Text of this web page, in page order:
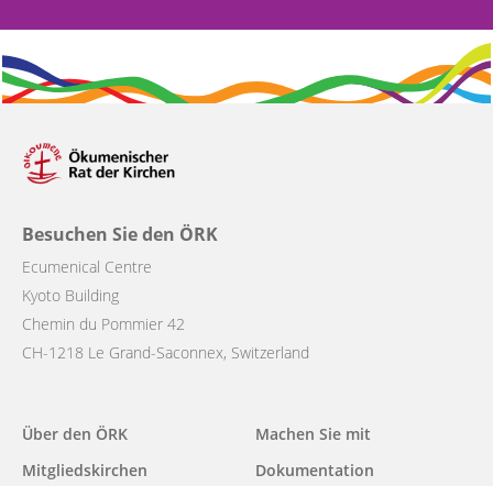
Besuchen Sie den ÖRK
Ecumenical Centre
Kyoto Building
Chemin du Pommier 42
CH-1218 Le Grand-Saconnex, Switzerland
Main
navigation
Über den ÖRK
Mitgliedskirchen
Machen Sie mit
Dokumentation